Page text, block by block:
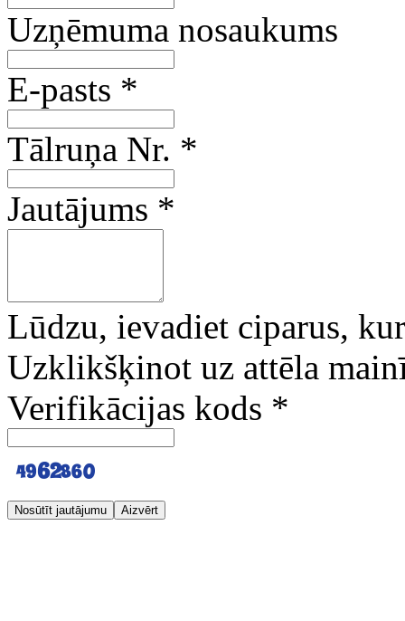
Uzņēmuma nosaukums
E-pasts *
Tālruņa Nr. *
Jautājums *
Lūdzu, ievadiet ciparus,
Uzklikšķinot uz attēla
Verifikācijas kods *
Nosūtīt jautājumu Aizvērt